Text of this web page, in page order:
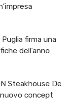
firma una
dell’anno
Steakhouse De
concept